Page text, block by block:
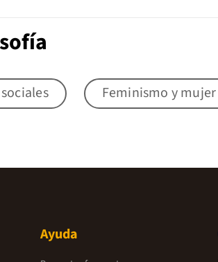
Feminismo y mujer
Ayuda